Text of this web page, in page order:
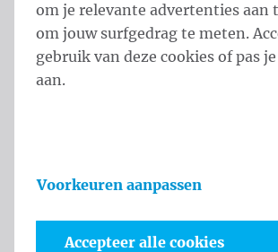
Standard Spandoek
cm PVC Mesh rings
om je relevante advertenties aan
om jouw surfgedrag te meten.
gebruik van deze cookies of pas
aan.
Voorkeuren aanpassen
Accepteer alle cookies